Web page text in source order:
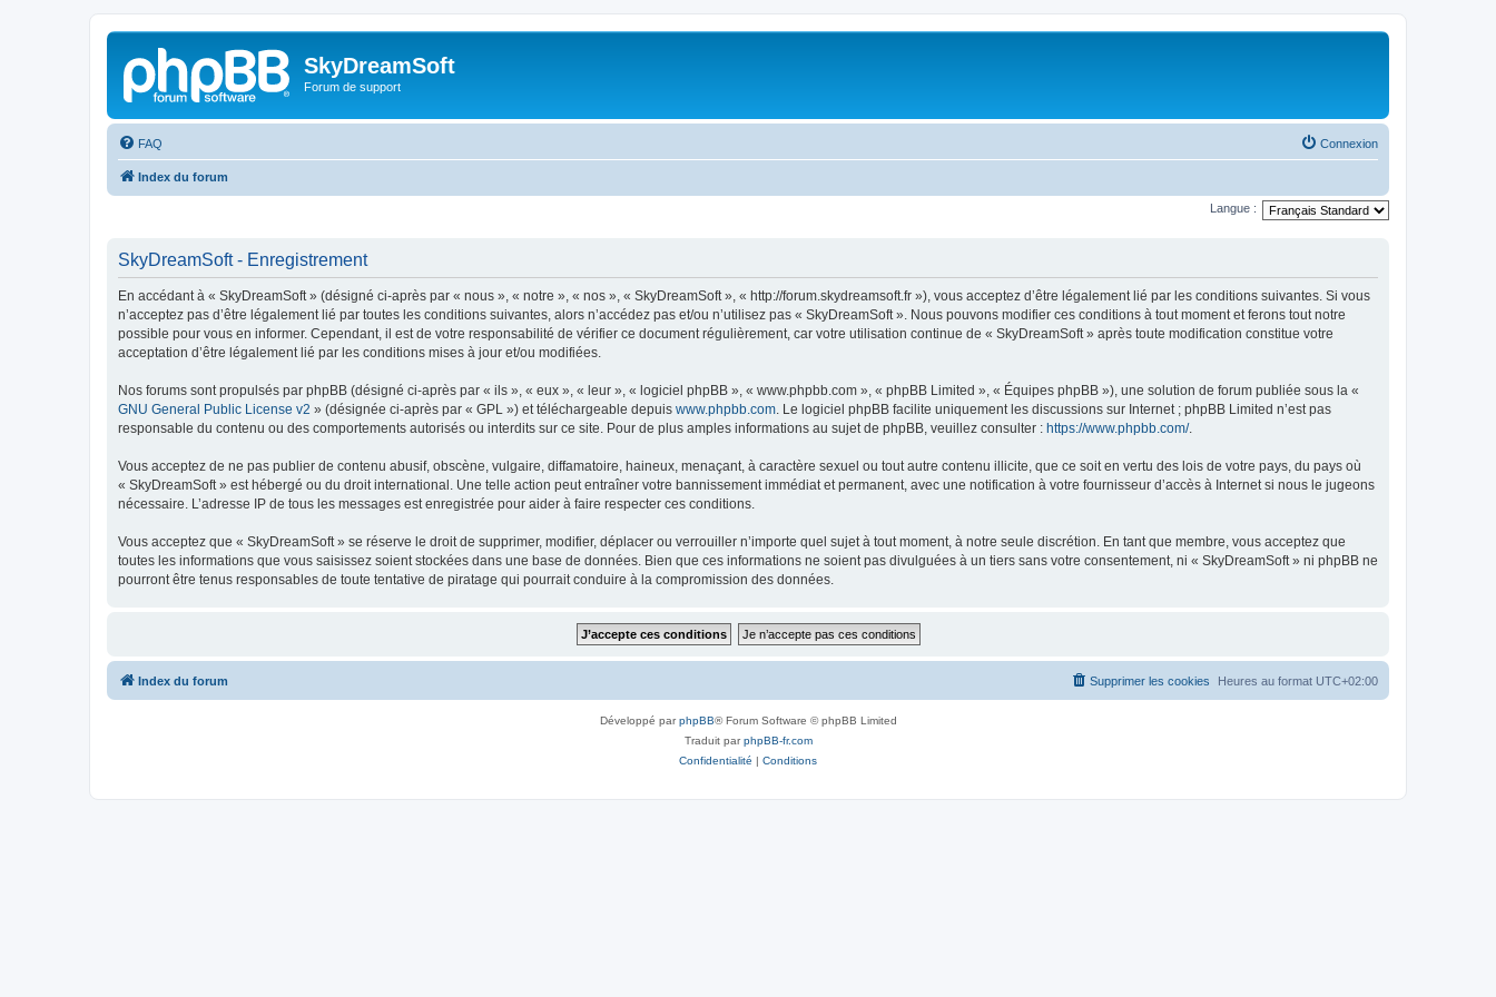
SkyDreamSoft
Forum de support
FAQ Connexion
Index du forum
Langue :
SkyDreamSoft - Enregistrement
En accédant à « SkyDreamSoft » (désigné ci-après par « nous », « notre », « nos », « SkyDreamSoft », « http://forum.skydreamsoft.fr »), vous acceptez d’être légalement lié par les conditions suivantes. Si vous
n’acceptez pas d’être légalement lié par toutes les conditions suivantes, alors n’accédez pas et/ou n’utilisez pas « SkyDreamSoft ». Nous pouvons modifier ces conditions à tout moment et ferons tout notre
possible pour vous en informer. Cependant, il est de votre responsabilité de vérifier ce document régulièrement, car votre utilisation continue de « SkyDreamSoft » après toute modification constitue votre
acceptation d’être légalement lié par les conditions mises à jour et/ou modifiées.
Nos forums sont propulsés par phpBB (désigné ci-après par « ils », « eux », « leur », « logiciel phpBB », « www.phpbb.com », « phpBB Limited », « Équipes phpBB »), une solution de forum publiée sous la «
GNU General Public License v2 » (désignée ci-après par « GPL ») et téléchargeable depuis www.phpbb.com. Le logiciel phpBB facilite uniquement les discussions sur Internet ; phpBB Limited n’est pas
responsable du contenu ou des comportements autorisés ou interdits sur ce site. Pour de plus amples informations au sujet de phpBB, veuillez consulter : https://www.phpbb.com/.
Vous acceptez de ne pas publier de contenu abusif, obscène, vulgaire, diffamatoire, haineux, menaçant, à caractère sexuel ou tout autre contenu illicite, que ce soit en vertu des lois de votre pays, du pays où
« SkyDreamSoft » est hébergé ou du droit international. Une telle action peut entraîner votre bannissement immédiat et permanent, avec une notification à votre fournisseur d’accès à Internet si nous le jugeons
nécessaire. L’adresse IP de tous les messages est enregistrée pour aider à faire respecter ces conditions.
Vous acceptez que « SkyDreamSoft » se réserve le droit de supprimer, modifier, déplacer ou verrouiller n’importe quel sujet à tout moment, à notre seule discrétion. En tant que membre, vous acceptez que
toutes les informations que vous saisissez soient stockées dans une base de données. Bien que ces informations ne soient pas divulguées à un tiers sans votre consentement, ni « SkyDreamSoft » ni phpBB ne
pourront être tenus responsables de toute tentative de piratage qui pourrait conduire à la compromission des données.
Index du forum Heures au format UTC+02:00
Supprimer les cookies
Développé parphpBB® Forum Software © phpBB Limited
Traduit parphpBB-fr.com
Confidentialité | Conditions